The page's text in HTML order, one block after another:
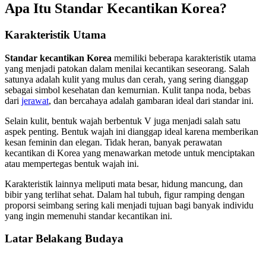
Apa Itu Standar Kecantikan Korea?
Karakteristik Utama
Standar kecantikan Korea memiliki beberapa karakteristik utama
yang menjadi patokan dalam menilai kecantikan seseorang. Salah
satunya adalah kulit yang mulus dan cerah, yang sering dianggap
sebagai simbol kesehatan dan kemurnian. Kulit tanpa noda, bebas
dari jerawat, dan bercahaya adalah gambaran ideal dari standar ini.
Selain kulit, bentuk wajah berbentuk V juga menjadi salah satu
aspek penting. Bentuk wajah ini dianggap ideal karena memberikan
kesan feminin dan elegan. Tidak heran, banyak perawatan
kecantikan di Korea yang menawarkan metode untuk menciptakan
atau mempertegas bentuk wajah ini.
Karakteristik lainnya meliputi mata besar, hidung mancung, dan
bibir yang terlihat sehat. Dalam hal tubuh, figur ramping dengan
proporsi seimbang sering kali menjadi tujuan bagi banyak individu
yang ingin memenuhi standar kecantikan ini.
Latar Belakang Budaya